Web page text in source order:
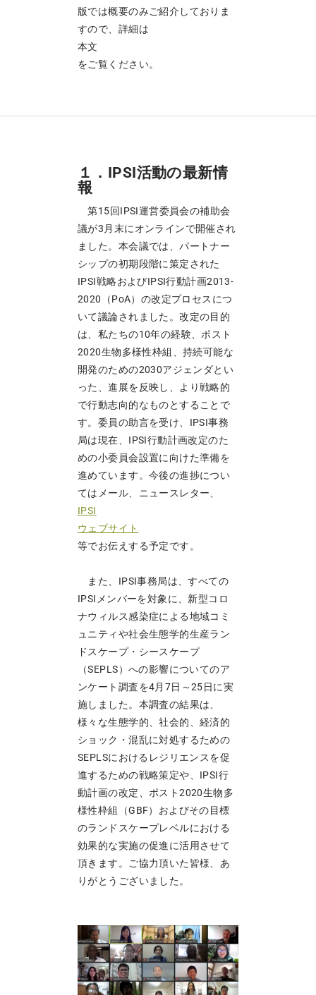
版では概要のみご紹介しておりま
すので、詳細は
本文
をご覧ください。
１．IPSI活動の最新情
報
第15回IPSI運営委員会の補助会
議が3月末にオンラインで開催され
ました。本会議では、パートナー
シップの初期段階に策定された
IPSI戦略およびIPSI行動計画2013-
2020（PoA）の改定プロセスにつ
いて議論されました。改定の目的
は、私たちの10年の経験、ポスト
2020生物多様性枠組、持続可能な
開発のための2030アジェンダとい
った、進展を反映し、より戦略的
で行動志向的なものとすることで
す。委員の助言を受け、IPSI事務
局は現在、IPSI行動計画改定のた
めの小委員会設置に向けた準備を
進めています。今後の進捗につい
てはメール、ニュースレター、
IPSI
ウェブサイト
等でお伝えする予定です。
また、IPSI事務局は、すべての
IPSIメンバーを対象に、新型コロ
ナウィルス感染症による地域コミ
ュニティや社会生態学的生産ラン
ドスケープ・シースケープ
（SEPLS）への影響についてのア
ンケート調査を4月7日～25日に実
施しました。本調査の結果は、
様々な生態学的、社会的、経済的
ショック・混乱に対処するための
SEPLSにおけるレジリエンスを促
進するための戦略策定や、IPSI行
動計画の改定、ポスト2020生物多
様性枠組（GBF）およびその目標
のランドスケープレベルにおける
効果的な実施の促進に活用させて
頂きます。ご協力頂いた皆様、あ
りがとうございました。